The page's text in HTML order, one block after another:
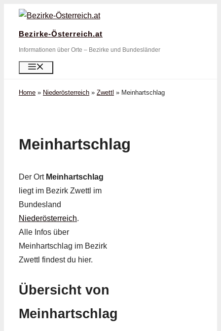
Zum
springen
Bezirke-Österreich.at
Informationen über Orte – Bezirke und Bundesländer
Home » Niederösterreich » Zwettl » Meinhartschlag
Meinhartschlag
Der Ort Meinhartschlag
liegt im Bezirk Zwettl im
Bundesland
Niederösterreich.
Alle Infos über
Meinhartschlag im Bezirk
Zwettl findest du hier.
Übersicht von
Meinhartschlag